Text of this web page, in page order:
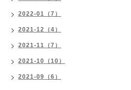
2022-01（7）
2021-12（4）
2021-11（7）
2021-10（10）
2021-09（6）